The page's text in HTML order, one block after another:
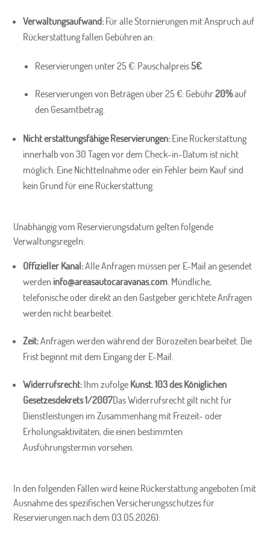
Verwaltungsaufwand: Für alle Stornierungen mit Anspruch auf
Rückerstattung fallen Gebühren an:
Reservierungen unter 25 €: Pauschalpreis5€.
Reservierungen von Beträgen über 25 €: Gebühr20%auf
den Gesamtbetrag.
Nicht erstattungsfähige Reservierungen: Eine Rückerstattung
innerhalb von 30 Tagen vor dem Check-in-Datum ist nicht
möglich. Eine Nichtteilnahme oder ein Fehler beim Kauf sind
kein Grund für eine Rückerstattung.
Unabhängig vom Reservierungsdatum gelten folgende
Verwaltungsregeln:
Offizieller Kanal:Alle Anfragen müssen per E-Mail an gesendet
werden info@areasautocaravanas.com. Mündliche,
telefonische oder direkt an den Gastgeber gerichtete Anfragen
werden nicht bearbeitet.
Zeit:Anfragen werden während der Bürozeiten bearbeitet. Die
Frist beginnt mit dem Eingang der E-Mail.
Widerrufsrecht: Ihm zufolge Kunst. 103 des Königlichen
Gesetzesdekrets 1/2007Das Widerrufsrecht gilt nicht für
Dienstleistungen im Zusammenhang mit Freizeit- oder
Erholungsaktivitäten, die einen bestimmten
Ausführungstermin vorsehen.
In den folgenden Fällen wird keine Rückerstattung angeboten (mit
Ausnahme des spezifischen Versicherungsschutzes für
Reservierungen nach dem 03.05.2026):